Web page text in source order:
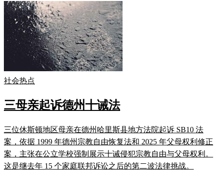
社会热点
三母亲起诉德州十诫法
三位休斯顿地区母亲在德州哈里斯县地方法院起诉 SB10 法
案，依据 1999 年德州宗教自由恢复法和 2025 年父母权利修正
案，主张在公立学校强制展示十诫侵犯宗教自由与父母权利。
这是继去年 15 个家庭联邦诉讼之后的第二波法律挑战。